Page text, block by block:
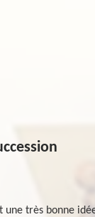
une très bonne